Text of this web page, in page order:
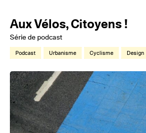
Aux Vélos, Citoyens !
Série de podcast
Podcast Urbanisme Cyclisme Design